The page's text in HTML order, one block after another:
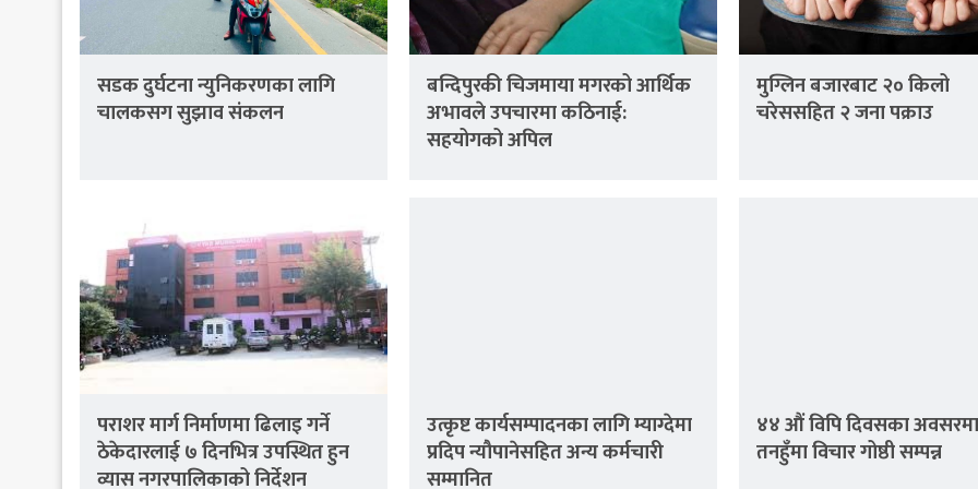
सडक दुर्घटना न्युनिकरणका लागि
चालकसग सुझाव संकलन
बन्दिपुरकी चिजमाया मगरको आर्थिक
अभावले उपचारमा कठिनाई:
सहयोगको अपिल
मुग्लिन बजारबाट २० किलो
चरेससहित २ जना पक्राउ
पराशर मार्ग निर्माणमा ढिलाइ गर्ने
ठेकेदारलाई ७ दिनभित्र उपस्थित हुन
व्यास नगरपालिकाको निर्देशन
उत्कृष्ट कार्यसम्पादनका लागि म्याग्देमा
प्रदिप न्यौपानेसहित अन्य कर्मचारी
सम्मानित
४४ औं विपि दिवसका अवसरमा
तनहुँमा विचार गोष्ठी सम्पन्न